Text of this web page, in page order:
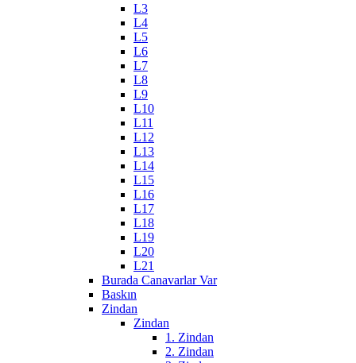
L3
L4
L5
L6
L7
L8
L9
L10
L11
L12
L13
L14
L15
L16
L17
L18
L19
L20
L21
Burada Canavarlar Var
Baskın
Zindan
Zindan
1. Zindan
2. Zindan